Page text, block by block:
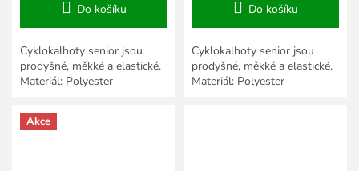
Do košíku
Cyklokalhoty senior jsou
prodyšné, měkké a elastické.
Materiál: Polyester
Do košíku
Cyklokalhoty senior jsou
prodyšné, měkké a elastické.
Materiál: Polyester
Akce